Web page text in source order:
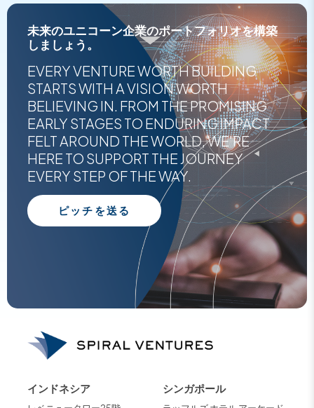
未来のユニコーン企業のポートフォリオを構築
しましょう。
EVERY VENTURE WORTH BUILDING
STARTS WITH A VISION WORTH
BELIEVING IN. FROM THE PROMISING
EARLY STAGES TO ENDURING IMPACT
FELT AROUND THE WORLD, WE'RE
HERE TO SUPPORT THE JOURNEY
EVERY STEP OF THE WAY.
ピッチを送る
インドネシア シンガポール